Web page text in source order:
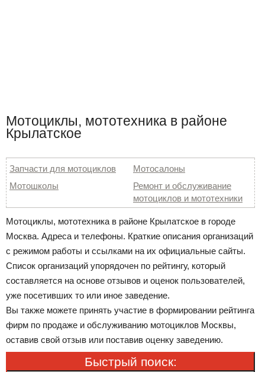
Мотоциклы, мототехника в районе
Крылатское
Запчасти для мотоциклов
Мотосалоны
Мотошколы
Ремонт и обслуживание
мотоциклов и мототехники
Мотоциклы, мототехника в районе Крылатское в городе
Москва. Адреса и телефоны. Краткие описания организаций
с режимом работы и ссылками на их официальные сайты.
Список организаций упорядочен по рейтингу, который
составляется на основе отзывов и оценок пользователей,
уже посетивших то или иное заведение.
Вы также можете принять участие в формировании рейтинга
фирм по продаже и обслуживанию мотоциклов Москвы,
оставив свой отзыв или поставив оценку заведению.
Быстрый поиск: